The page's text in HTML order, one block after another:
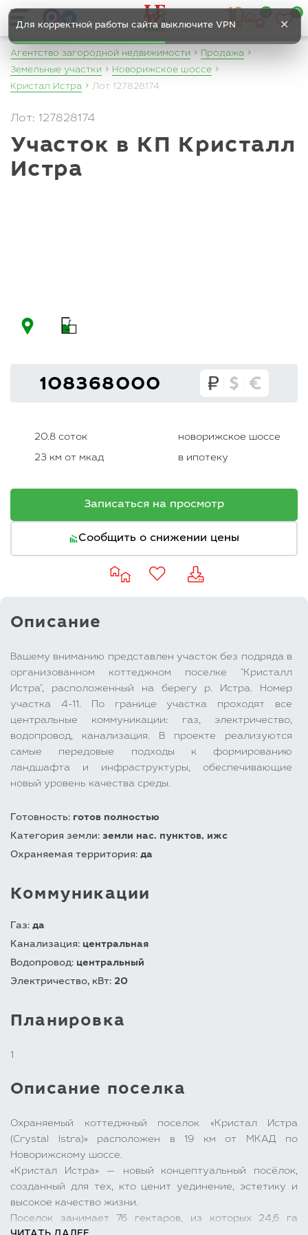
Для корректной работы сайта выключите VPN ✕
0
Агентство загородной недвижимости
Продажа
Земельные участки
Новорижское шоссе
Кристал Истра
Лот 127828174
Лот: 127828174
Участок в КП Кристалл
Истра
108368000
20.8 соток новорижское шоссе
23 км от мкад в ипотеку
Записаться на просмотр
Сообщить о снижении цены
Описание
Вашему вниманию представлен участок без подряда в
организованном коттеджном поселке "Кристалл
Истра", расположенный на берегу р. Истра. Номер
участка 4-11. По границе участка проходят все
центральные коммуникации: газ, электричество,
водопровод, канализация. В проекте реализуются
самые передовые подходы к формированию
ландшафта и инфраструктуры, обеспечивающие
новый уровень качества среды.
Готовность: готов полностью
Категория земли: земли нас. пунктов, ижс
Охраняемая территория: да
Коммуникации
Газ: да
Канализация: центральная
Водопровод: центральный
Электричество, кВт: 20
Планировка
1
Описание поселка
Охраняемый коттеджный поселок «Кристал Истра
(Crystal Istra)» расположен в 19 км от МКАД по
Новорижскому шоссе.
«Кристал Истра» — новый концептуальный посёлок,
созданный для тех, кто ценит уединение, эстетику и
высокое качество жизни.
Поселок занимает 76 гектаров, из которых 24,6 га